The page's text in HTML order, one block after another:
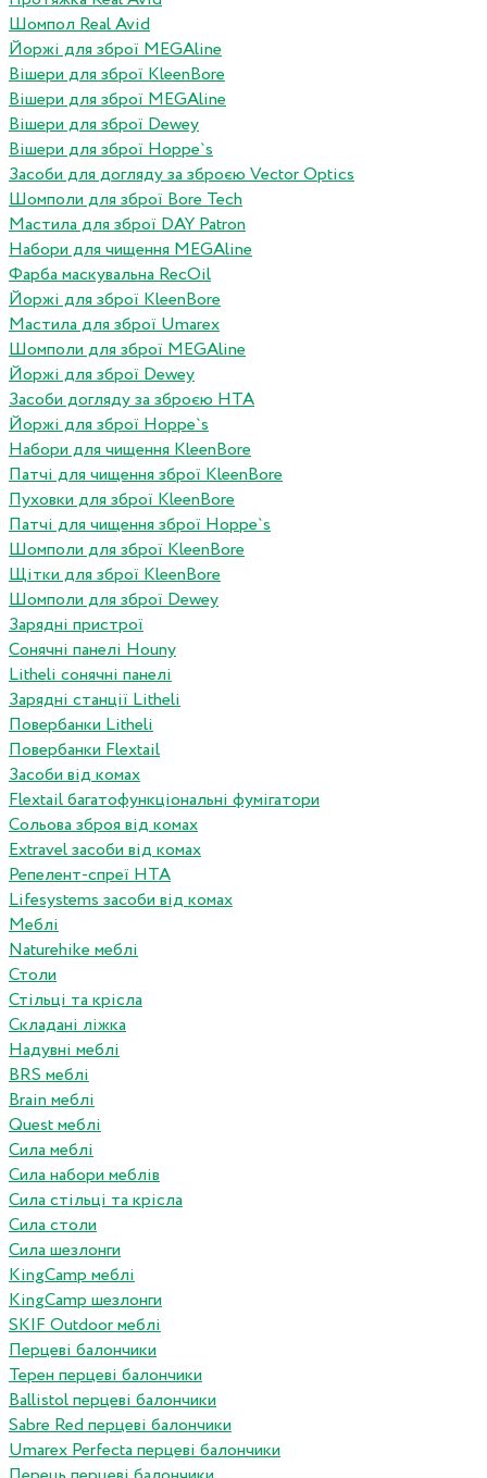
Шомпол Real Avid
Йоржі для зброї MEGAline
Вішери для зброї KleenBore
Вішери для зброї MEGAline
Вішери для зброї Dewey
Вішери для зброї Hoppe`s
Засоби для догляду за зброєю Vector Optics
Шомполи для зброї Bore Tech
Мастила для зброї DAY Patron
Набори для чищення MEGAline
Фарба маскувальна RecOil
Йоржі для зброї KleenBore
Мастила для зброї Umarex
Шомполи для зброї MEGAline
Йоржі для зброї Dewey
Засоби догляду за зброєю HTA
Йоржі для зброї Hoppe`s
Набори для чищення KleenBore
Патчі для чищення зброї KleenBore
Пуховки для зброї KleenBore
Патчі для чищення зброї Hoppe`s
Шомполи для зброї KleenBore
Щітки для зброї KleenBore
Шомполи для зброї Dewey
Зарядні пристрої
Сонячні панелі Houny
Litheli сонячні панелі
Зарядні станції Litheli
Повербанки Litheli
Повербанки Flextail
Засоби від комах
Flextail багатофункціональні фумігатори
Сольова зброя від комах
Extravel засоби від комах
Репелент-спреї HTA
Lifesystems засоби від комах
Меблі
Naturehike меблі
Столи
Стільці та крісла
Складані ліжка
Надувні меблі
BRS меблі
Brain меблі
Quest меблі
Сила меблі
Сила набори меблів
Сила стільці та крісла
Сила столи
Сила шезлонги
KingCamp меблі
KingCamp шезлонги
SKIF Outdoor меблі
Перцеві балончики
Терен перцеві балончики
Ballistol перцеві балончики
Sabre Red перцеві балончики
Umarex Perfecta перцеві балончики